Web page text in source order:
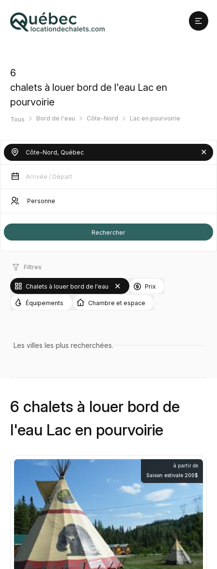
6
chalets à louer bord de l'eau Lac en
pourvoirie
Tous Bord de l'eau Côte-Nord Lac en pourvoirie
Filtres
Chalets à louer bord de l'eau Prix
Équipements Chambre et espace
Les villes les plus recherchées.
6 chalets à louer bord de
l'eau Lac en pourvoirie
à partir de
Saison estivale 200$